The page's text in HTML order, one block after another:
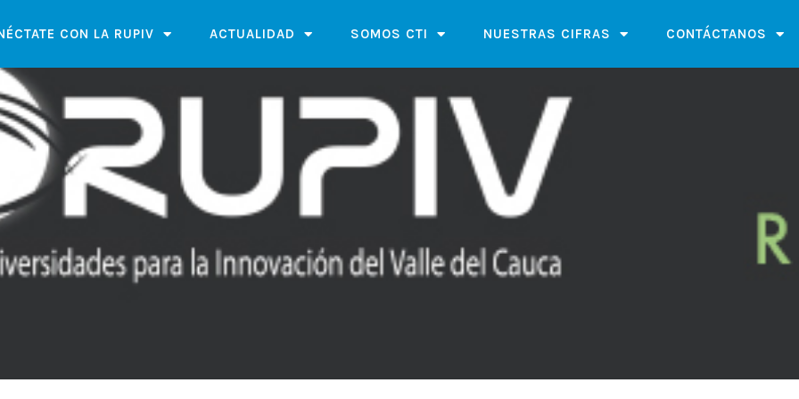
CON LA RUPIV ACTUALIDAD SOMOS CTI NUESTRAS CIFRAS CONTÁCTANOS